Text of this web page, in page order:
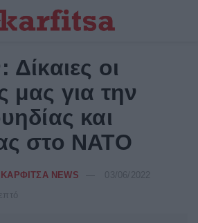
οι
μας για την
και
στο ΝΑΤΟ
ΚΑΡΦΙΤΣΑ NEWS
03/06/2022